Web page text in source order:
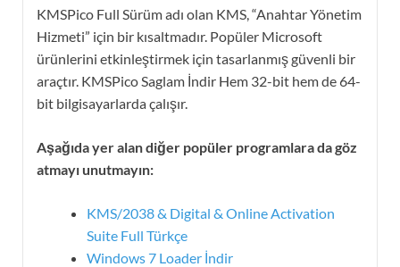
KMSPico Full Sürüm adı olan KMS, “Anahtar Yönetim
Hizmeti” için bir kısaltmadır. Popüler Microsoft
ürünlerini etkinleştirmek için tasarlanmış güvenli bir
araçtır. KMSPico Saglam İndir Hem 32-bit hem de 64-
bit bilgisayarlarda çalışır.
Aşağıda yer alan diğer popüler programlara da göz
atmayı unutmayın:
KMS/2038 & Digital & Online Activation
Suite Full Türkçe
Windows 7 Loader İndir